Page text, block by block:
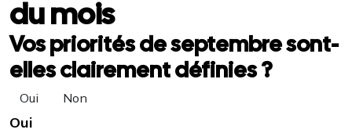
du mois
Vos priorités de septembre sont-
elles clairement définies ?
Oui Non
Oui